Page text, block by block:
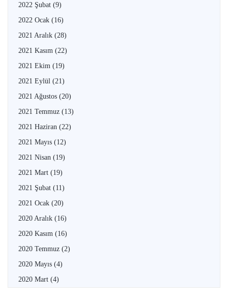
2022 Şubat (9)
2022 Ocak (16)
2021 Aralık (28)
2021 Kasım (22)
2021 Ekim (19)
2021 Eylül (21)
2021 Ağustos (20)
2021 Temmuz (13)
2021 Haziran (22)
2021 Mayıs (12)
2021 Nisan (19)
2021 Mart (19)
2021 Şubat (11)
2021 Ocak (20)
2020 Aralık (16)
2020 Kasım (16)
2020 Temmuz (2)
2020 Mayıs (4)
2020 Mart (4)